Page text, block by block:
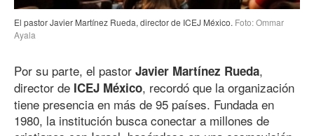
El pastor Javier Martínez Rueda, director de ICEJ México. Foto: Ommar
Ayala
Por su parte, el pastor Javier Martínez Rueda,
director de ICEJ México, recordó que la organización
tiene presencia en más de 95 países. Fundada en
1980, la institución busca conectar a millones de